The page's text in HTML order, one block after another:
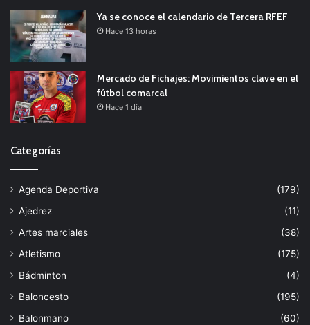
Ya se conoce el calendario de Tercera RFEF
Hace 13 horas
Mercado de Fichajes: Movimientos clave en el
fútbol comarcal
Hace 1 día
Categorías
Agenda Deportiva
(179)
Ajedrez
(11)
Artes marciales
(38)
Atletismo
(175)
Bádminton
(4)
Baloncesto
(195)
Balonmano
(60)